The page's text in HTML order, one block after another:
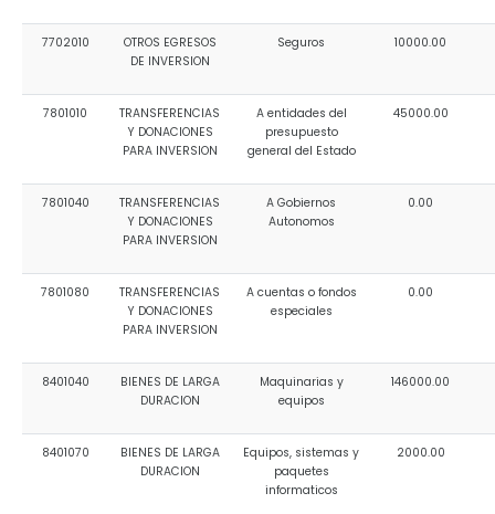
7702010
OTROS EGRESOS
DE INVERSION
Seguros 10000.00
7801010
TRANSFERENCIAS
Y DONACIONES
PARA INVERSION
A entidades del
presupuesto
general del Estado
45000.00
7801040
TRANSFERENCIAS
Y DONACIONES
PARA INVERSION
A Gobiernos
Autonomos
0.00
7801080
TRANSFERENCIAS
Y DONACIONES
PARA INVERSION
A cuentas o fondos
especiales
0.00
8401040
BIENES DE LARGA
DURACION
Maquinarias y
equipos
146000.00
8401070
BIENES DE LARGA
DURACION
Equipos, sistemas y
paquetes
informaticos
2000.00